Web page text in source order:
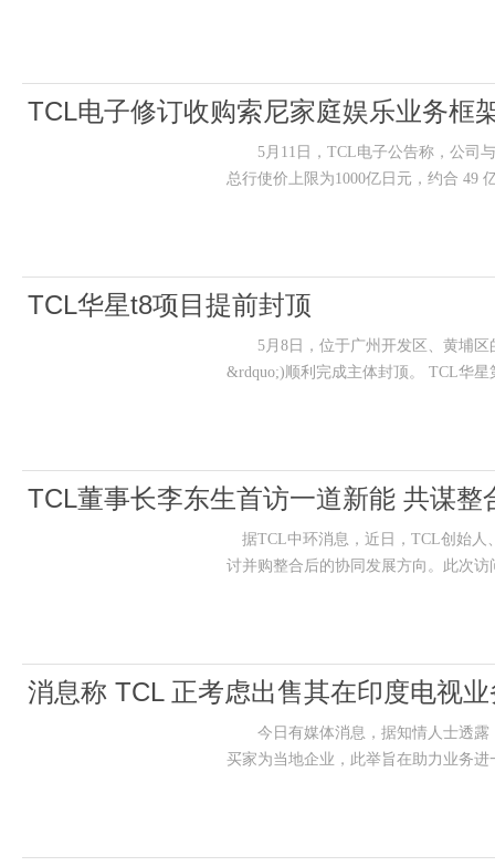
TCL电子修订收购索尼家庭娱乐业务框
5月11日，TCL电子公告称，公司与
总行使价上限为1000亿日元，约合 49
TCL华星t8项目提前封顶
5月8日，位于广州开发区、黄埔区
&rdquo;)顺利完成主体封顶。 TCL华
TCL董事长李东生首访一道新能 共谋整
据TCL中环消息，近日，TCL创始人
讨并购整合后的协同发展方向。此次
消息称 TCL 正考虑出售其在印度电视
今日有媒体消息，据知情人士透露
买家为当地企业，此举旨在助力业